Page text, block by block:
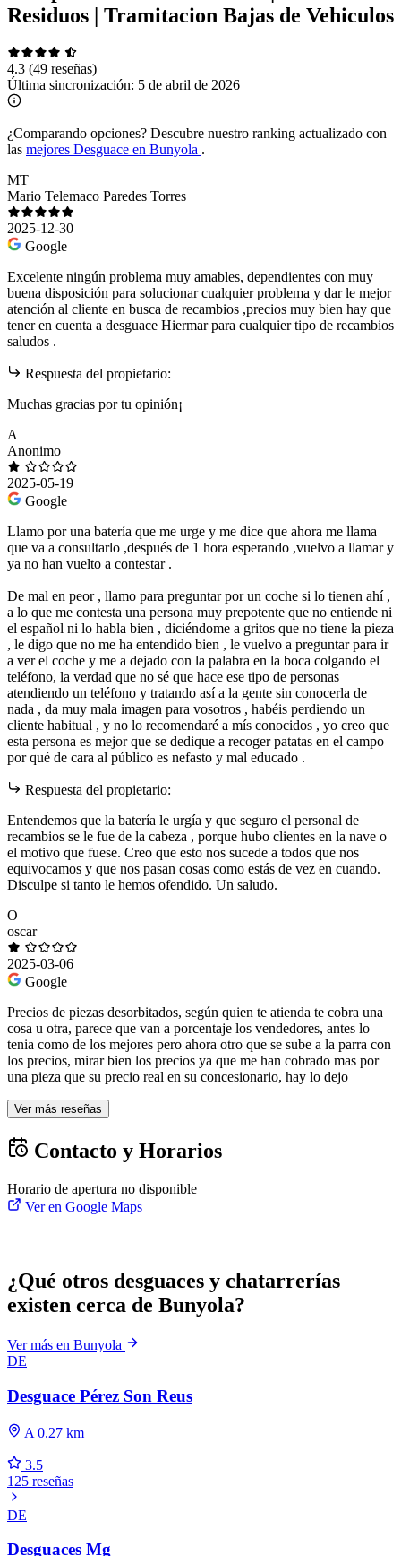
Residuos | Tramitacion Bajas de Vehiculos
4.3 (49 reseñas)
Última sincronización: 5 de abril de 2026
¿Comparando opciones? Descubre nuestro ranking actualizado con
las mejores Desguace en Bunyola .
MT
Mario Telemaco Paredes Torres
2025-12-30
Google
Excelente ningún problema muy amables, dependientes con muy
buena disposición para solucionar cualquier problema y dar le mejor
atención al cliente en busca de recambios ,precios muy bien hay que
tener en cuenta a desguace Hiermar para cualquier tipo de recambios
saludos .
Respuesta del propietario:
Muchas gracias por tu opinión¡
A
Anonimo
2025-05-19
Google
Llamo por una batería que me urge y me dice que ahora me llama
que va a consultarlo ,después de 1 hora esperando ,vuelvo a llamar y
ya no han vuelto a contestar .
De mal en peor , llamo para preguntar por un coche si lo tienen ahí ,
a lo que me contesta una persona muy prepotente que no entiende ni
el español ni lo habla bien , diciéndome a gritos que no tiene la pieza
, le digo que no me ha entendido bien , le vuelvo a preguntar para ir
a ver el coche y me a dejado con la palabra en la boca colgando el
teléfono, la verdad que no sé que hace ese tipo de personas
atendiendo un teléfono y tratando así a la gente sin conocerla de
nada , da muy mala imagen para vosotros , habéis perdiendo un
cliente habitual , y no lo recomendaré a mís conocidos , yo creo que
esta persona es mejor que se dedique a recoger patatas en el campo
por qué de cara al público es nefasto y mal educado .
Respuesta del propietario:
Entendemos que la batería le urgía y que seguro el personal de
recambios se le fue de la cabeza , porque hubo clientes en la nave o
el motivo que fuese. Creo que esto nos sucede a todos que nos
equivocamos y que nos pasan cosas como estás de vez en cuando.
Disculpe si tanto le hemos ofendido. Un saludo.
O
oscar
2025-03-06
Google
Precios de piezas desorbitados, según quien te atienda te cobra una
cosa u otra, parece que van a porcentaje los vendedores, antes lo
tenia como de los mejores pero ahora otro que se sube a la parra con
los precios, mirar bien los precios ya que me han cobrado mas por
una pieza que su precio real en su concesionario, hay lo dejo
Ver más reseñas
Contacto y Horarios
Horario de apertura no disponible
Ver en Google Maps
¿Qué otros desguaces y chatarrerías
existen cerca de Bunyola?
Ver más en Bunyola
DE
Desguace Pérez Son Reus
A 0.27 km
3.5
125 reseñas
DE
Desguaces Mg